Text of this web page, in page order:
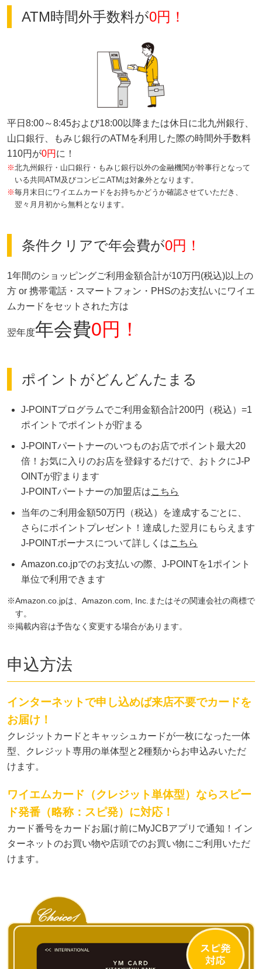
ATM時間外手数料が0円！
平日8:00～8:45および18:00以降または休日に北九州銀行、
山口銀行、もみじ銀行のATMを利用した際の時間外手数料
110円が0円 に！
※北九州銀行・山口銀行・もみじ銀行以外の金融機関が幹事行となって
いる共同ATM及びコンビニATMは対象外となります。
※毎月末日にワイエムカードをお持ちかどうか確認させていただき、
翌々月月初から無料となります。
条件クリアで年会費が0円！
1年間のショッピングご利用金額合計が10万円(税込)以上の
方 or 携帯電話・スマートフォン・PHSのお支払いにワイエ
ムカードをセットされた方は
翌年度年会費0円！
ポイントがどんどんたまる
J-POINTプログラムでご利用金額合計200円（税込）=1
ポイントでポイントが貯まる
J-POINTパートナーのいつものお店でポイント最大20
倍！お気に入りのお店を登録するだけで、おトクにJ-P
OINTが貯まります
J-POINTパートナーの加盟店はこちら
当年のご利用金額50万円（税込）を達成するごとに、
さらにポイントプレゼント！達成した翌月にもらえます
J-POINTボーナスについて詳しくはこちら
Amazon.co.jpでのお支払いの際、J-POINTを1ポイント
単位で利用できます
Amazon.co.jpは、Amazon.com, Inc.またはその関連会社の商標で
す。
掲載内容は予告なく変更する場合があります。
申込方法
インターネットで申し込めば来店不要でカードを
お届け！
クレジットカードとキャッシュカードが一枚になった一体
型、クレジット専用の単体型と2種類からお申込みいただ
けます。
ワイエムカード（クレジット単体型）ならスピー
ド発番（略称：スピ発）に対応！
カード番号をカードお届け前にMyJCBアプリで通知！イン
ターネットのお買い物や店頭でのお買い物にご利用いただ
けます。